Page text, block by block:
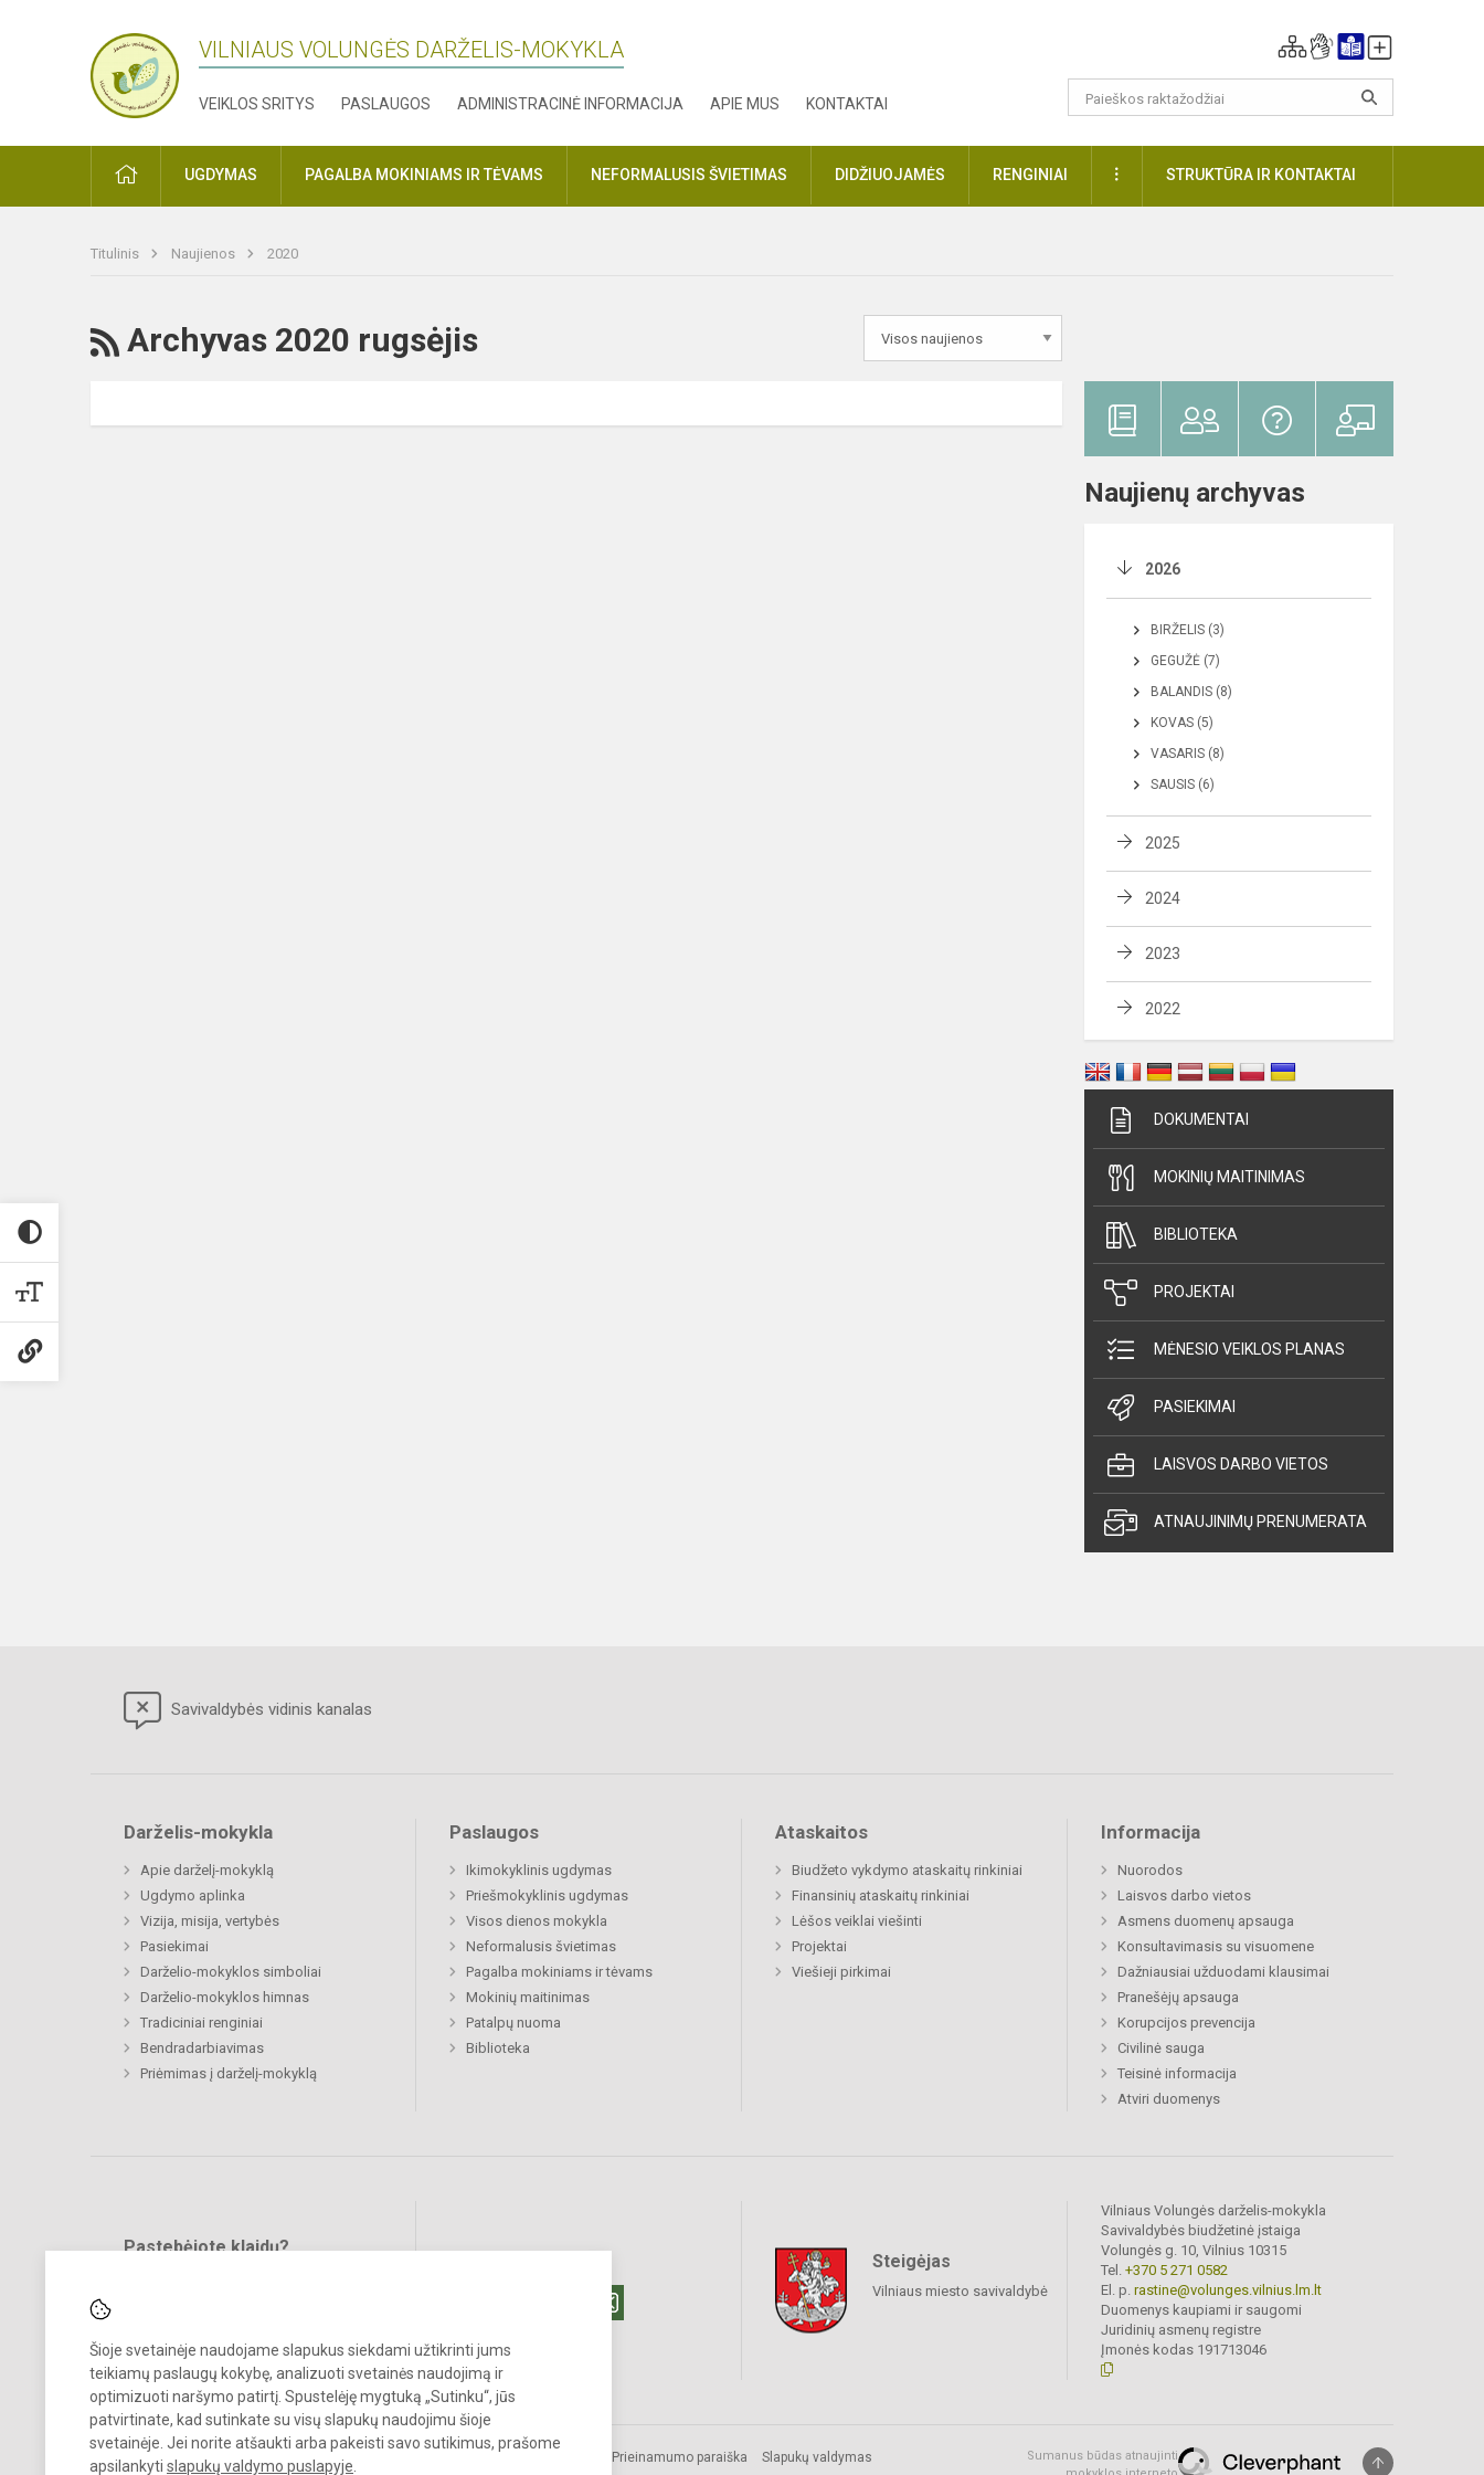
Šioje svetainėje naudojame slapukus siekdami užtikrinti jums
teikiamų paslaugų kokybę, analizuoti svetainės naudojimą ir
optimizuoti naršymo patirtį. Spustelėję mygtuką „Sutinku“, jūs
patvirtinate, kad sutinkate su visų slapukų naudojimu šioje
svetainėje. Jei norite atšaukti arba pakeisti savo sutikimus, prašome
apsilankyti slapukų valdymo puslapyje
VILNIAUS VOLUNGĖS DARŽELIS-MOKYKLA
VEIKLOS SRITYS PASLAUGOS ADMINISTRACINĖ INFORMACIJA APIE MUS KONTAKTAI
PRADŽIAUGDYMAS PAGALBA MOKINIAMS IR TĖVAMS NEFORMALUSIS ŠVIETIMAS DIDŽIUOJAMĖS RENGINIAI DAUGIAUSTRUKTŪRA IR KONTAKTAI
Titulinis Naujienos 2020
RSS
Archyvas 2020 rugsėjis
Naujienų archyvas
2026
BIRŽELIS (3)
GEGUŽĖ (7)
BALANDIS (8)
KOVAS (5)
VASARIS (8)
SAUSIS (6)
2025
2024
2023
2022
DOKUMENTAI
MOKINIŲ MAITINIMAS
BIBLIOTEKA
PROJEKTAI
MĖNESIO VEIKLOS PLANAS
PASIEKIMAI
LAISVOS DARBO VIETOS
ATNAUJINIMŲ PRENUMERATA
Savivaldybės vidinis kanalas
Darželis-mokykla
Apie darželį-mokyklą
Ugdymo aplinka
Vizija, misija, vertybės
Pasiekimai
Darželio-mokyklos simboliai
Darželio-mokyklos himnas
Tradiciniai renginiai
Bendradarbiavimas
Priėmimas į darželį-mokyklą
Paslaugos
Ikimokyklinis ugdymas
Priešmokyklinis ugdymas
Visos dienos mokykla
Neformalusis švietimas
Pagalba mokiniams ir tėvams
Mokinių maitinimas
Patalpų nuoma
Biblioteka
Ataskaitos
Biudžeto vykdymo ataskaitų rinkiniai
Finansinių ataskaitų rinkiniai
Lėšos veiklai viešinti
Projektai
Viešieji pirkimai
Informacija
Nuorodos
Laisvos darbo vietos
Asmens duomenų apsauga
Konsultavimasis su visuomene
Dažniausiai užduodami klausimai
Pranešėjų apsauga
Korupcijos prevencija
Civilinė sauga
Teisinė informacija
Atviri duomenys
Pastebėjote klaidų?
Steigėjas
Vilniaus miesto savivaldybė
Vilniaus Volungės darželis-mokykla
Savivaldybės biudžetinė įstaiga
Volungės g. 10, Vilnius 10315
Tel. +370 5 271 0582
El. p. rastine@volunges.vilnius.lm.lt
Duomenys kaupiami ir saugomi
Juridinių asmenų registre
Įmonės kodas 191713046
© 2024. Vilniaus Volungės darželis-mokykla. Visos teisės saugomos.
Prieinamumo paraiška Slapukų valdymas
Sumanus būdas atnaujinti